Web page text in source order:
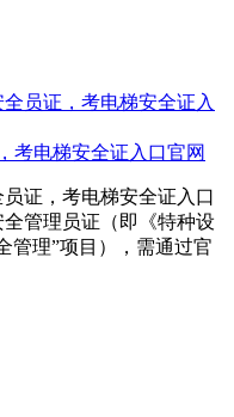
考电梯安全证入口官网
证，考电梯安全证入口
管理员证‌（即《特种设
管理”项目），需通过官